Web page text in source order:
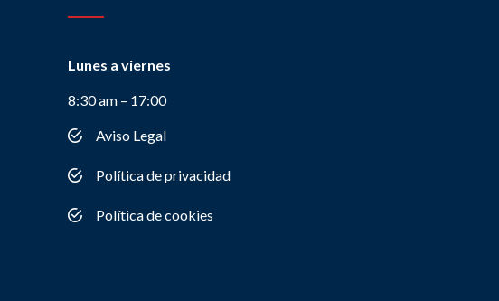
Lunes a viernes
8:30 am – 17:00
Aviso Legal
Política de privacidad
Política de cookies